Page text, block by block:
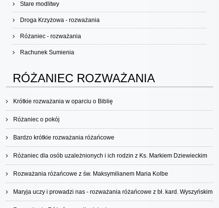
Stare modlitwy
Droga Krzyżowa - rozważania
Różaniec - rozważania
Rachunek Sumienia
RÓŻANIEC ROZWAŻANIA
Krótkie rozważania w oparciu o Biblię
Różaniec o pokój
Bardzo krótkie rozważania różańcowe
Różaniec dla osób uzależnionych i ich rodzin z Ks. Markiem Dziewieckim
Rozważania różańcowe z św. Maksymilianem Maria Kolbe
Maryja uczy i prowadzi nas - rozważania różańcowe z bł. kard. Wyszyńskim